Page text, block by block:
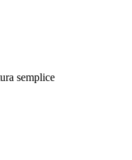
semplice